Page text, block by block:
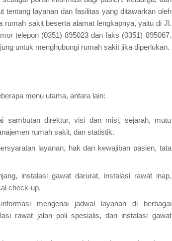
tentang layanan dan fasilitas yang ditawarkan oleh
rumah sakit beserta alamat lengkapnya, yaitu di Jl.
telepon (0351) 895023 dan faks (0351) 895067.
untuk menghubungi rumah sakit jika diperlukan.
menu utama, antara lain:
sambutan direktur, visi dan misi, sejarah, mutu
rumah sakit, dan statistik.
layanan, hak dan kewajiban pasien, tata
instalasi gawat darurat, instalasi rawat inap,
check-up.
mengenai jadwal layanan di berbagai
rawat jalan poli spesialis, dan instalasi gawat